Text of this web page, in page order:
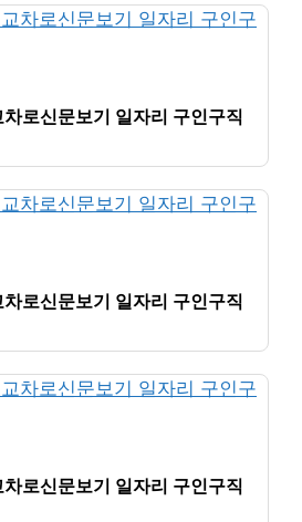
로신문보기 일자리 구인구직
로신문보기 일자리 구인구직
로신문보기 일자리 구인구직